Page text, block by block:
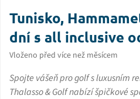
Tunisko,
dní s all inclusive
Vloženo před více než měsícem
Spojte vášeň pro golf s luxusním
Thalasso & Golf nabízí špičkové